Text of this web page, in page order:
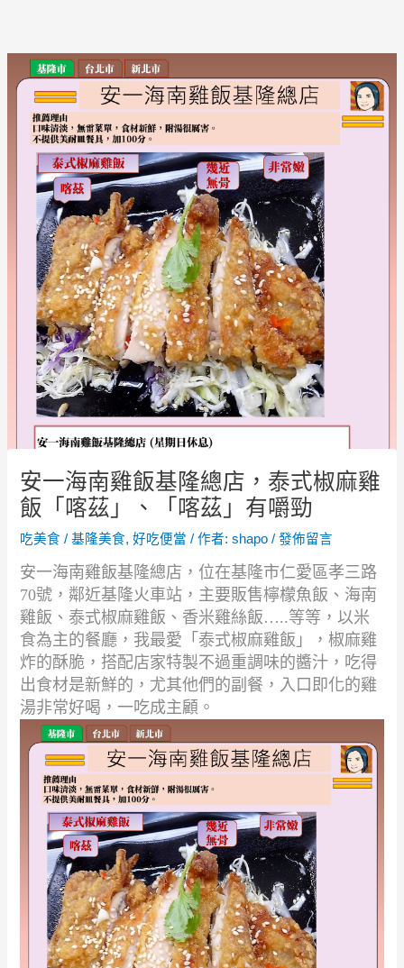
安一海南雞飯基隆總店，泰式椒麻雞
飯「喀茲」、「喀茲」有嚼勁
吃美食 /基隆美食,好吃便當 / 作者:shapo/發佈留言
安一海南雞飯基隆總店，位在基隆市仁愛區孝三路
70號， 鄰近基隆火車站，主要販售檸檬魚飯、海南
雞飯、泰式椒麻雞飯、香米雞絲飯…..等等， 以米
食為主的餐廳，我最愛「泰式椒麻雞飯」，椒麻雞
炸的酥脆， 搭配店家特製不過重調味的醬汁，吃得
出食材是新鮮的， 尤其他們的副餐，入口即化的雞
湯非常好喝，一吃成主顧。
Post
navigation